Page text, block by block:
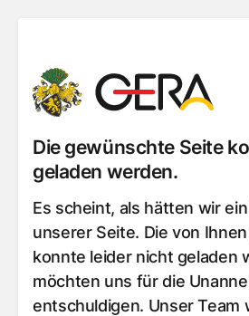
Die gewünschte Seite
geladen werden.
Es scheint, als hätten wir
unserer Seite. Die von
konnte leider nicht geladen
möchten uns für die
entschuldigen. Unser Team